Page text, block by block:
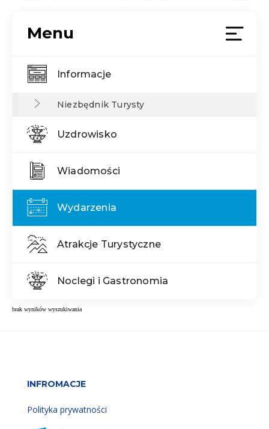
Menu
Informacje
Niezbędnik Turysty
Uzdrowisko
Wiadomości
Wydarzenia
Atrakcje Turystyczne
Noclegi i Gastronomia
brak wyników wyszukiwania
INFROMACJE
Polityka prywatności